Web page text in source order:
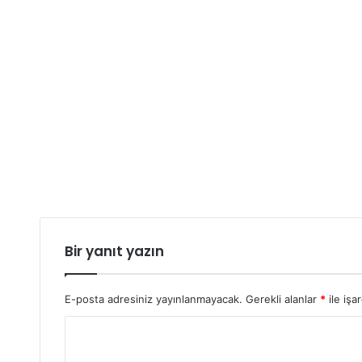
Bir yanıt yazın
E-posta adresiniz yayınlanmayacak. Gerekli alanlar *ile